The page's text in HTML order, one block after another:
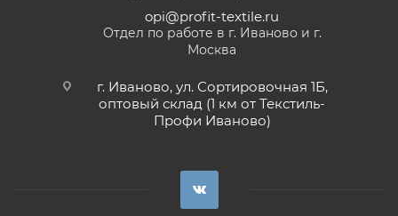
opi@profit-textile.ru
Отдел по работе в г. Иваново и г.
Москва
г. Иваново, ул. Сортировочная 1Б,
оптовый склад (1 км от Текстиль-
Профи Иваново)